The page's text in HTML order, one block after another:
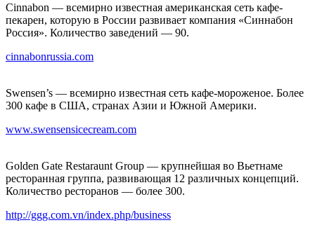
Сinnabon — всемирно известная американская сеть кафе-
пекарен, которую в России развивает компания «Синнабон
Россия». Количество заведений — 90.
cinnabonrussia.com
Swensen’s — всемирно известная сеть кафе-мороженое. Более
300 кафе в США, странах Азии и Южной Америки.
www.swensensicecream.com
Golden Gate Restaraunt Group — крупнейшая во Вьетнаме
ресторанная группа, развивающая 12 различных концепций.
Количество ресторанов — более 300.
http://ggg.com.vn/index.php/business